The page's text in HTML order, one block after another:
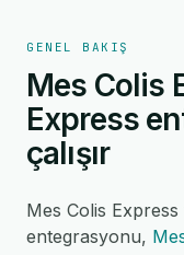
GENEL BAKIŞ
Mes Colis
Express
çalışır
Mes Colis
entegrasyonu,